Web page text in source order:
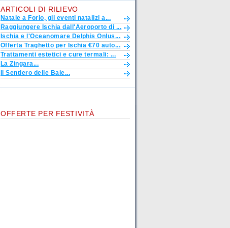
ARTICOLI DI RILIEVO
Natale a Forio, gli eventi natalizi a...
Raggiungere Ischia dall'Aeroporto di ...
Ischia e l'Oceanomare Delphis Onlus...
Offerta Traghetto per Ischia €70 auto...
Trattamenti estetici e cure termali: ...
La Zingara...
Il Sentiero delle Baie...
OFFERTE PER FESTIVITÀ